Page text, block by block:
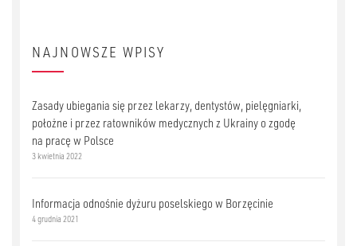
NAJNOWSZE WPISY
Zasady ubiegania się przez lekarzy, dentystów, pielęgniarki,
położne i przez ratowników medycznych z Ukrainy o zgodę
na pracę w Polsce
3 kwietnia 2022
Informacja odnośnie dyżuru poselskiego w Borzęcinie
4 grudnia 2021